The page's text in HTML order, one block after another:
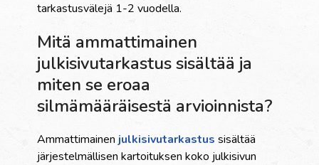
tarkastusvälejä 1-2 vuodella.
Mitä ammattimainen
julkisivutarkastus sisältää ja
miten se eroaa
silmämääräisestä arvioinnista?
Ammattimainen julkisivutarkastus sisältää
järjestelmällisen kartoituksen koko julkisivun